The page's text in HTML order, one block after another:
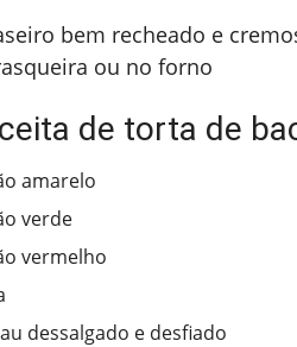
bem recheado e
ou no forno
de torta de
amarelo
verde
vermelho
dessalgado e desfiado